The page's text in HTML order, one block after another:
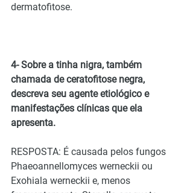
dermatofitose.
4- Sobre a tinha nigra, também
chamada de ceratofitose negra,
descreva seu agente etiológico e
manifestações clínicas que ela
apresenta.
RESPOSTA: É causada pelos fungos
Phaeoannellomyces werneckii ou
Exohiala werneckii e, menos